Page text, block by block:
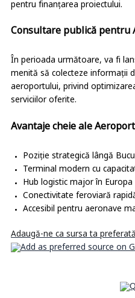
pentru finanțarea proiectului.
Consultare publică pentru
În perioada următoare, va fi
menită să colecteze informații
aeroportului, privind
serviciilor oferite.
Avantaje cheie ale
Poziție strategică lângă
Terminal modern cu
Hub logistic major în Europa
Conectivitate feroviară
Accesibil pentru aeronave
Adaugă-ne ca sursa ta